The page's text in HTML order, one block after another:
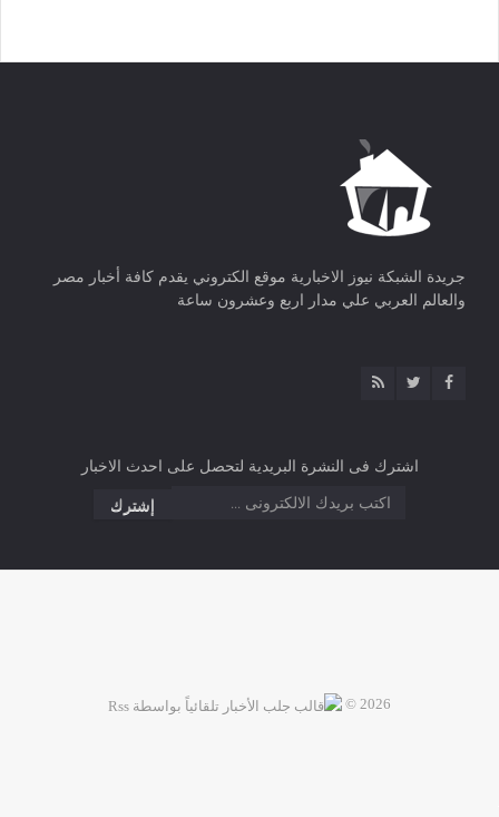
جريدة الشبكة نيوز الاخبارية موقع الكتروني يقدم كافة أخبار مصر
والعالم العربي علي مدار اربع وعشرون ساعة
اشترك فى النشرة البريدية لتحصل على احدث الاخبار
2026 ©